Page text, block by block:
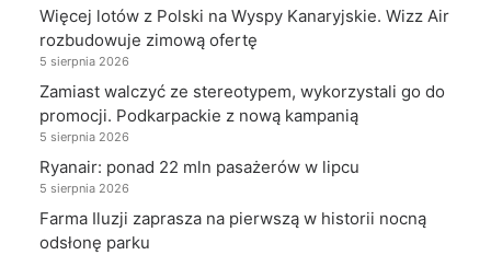
Więcej lotów z Polski na Wyspy Kanaryjskie. Wizz Air
rozbudowuje zimową ofertę
5 sierpnia 2026
Zamiast walczyć ze stereotypem, wykorzystali go do
promocji. Podkarpackie z nową kampanią
5 sierpnia 2026
Ryanair: ponad 22 mln pasażerów w lipcu
5 sierpnia 2026
Farma Iluzji zaprasza na pierwszą w historii nocną
odsłonę parku